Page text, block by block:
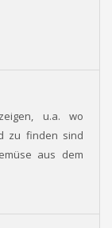
u.a. wo
zu finden sind
aus dem